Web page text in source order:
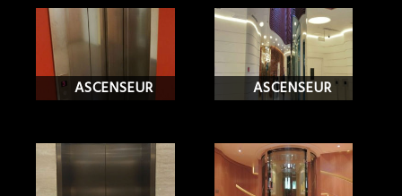
ASCENSEUR ASCENSEUR